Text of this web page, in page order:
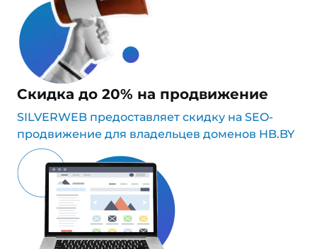
Скидка до 20% на продвижение
SILVERWEB предоставляет скидку на SEO-
продвижение для владельцев доменов HB.BY